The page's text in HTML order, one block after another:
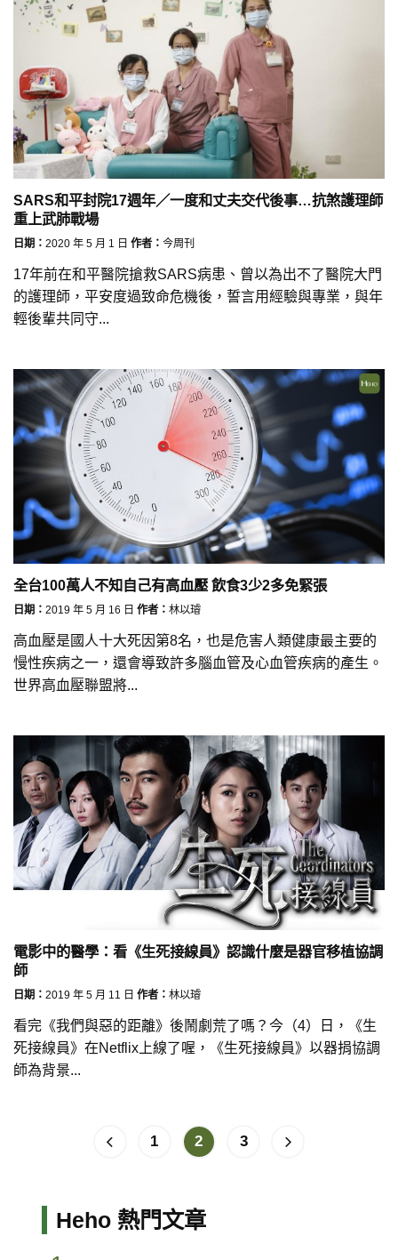
SARS和平封院17週年／一度和丈夫交代後事…抗煞護理師
重上武肺戰場
日期： 2020 年 5 月 1 日 作者： 今周刊
17年前在和平醫院搶救SARS病患、曾以為出不了醫院大門
的護理師，平安度過致命危機後，誓言用經驗與專業，與年
輕後輩共同守...
全台100萬人不知自己有高血壓 飲食3少2多免緊張
日期： 2019 年 5 月 16 日 作者： 林以璿
高血壓是國人十大死因第8名，也是危害人類健康最主要的
慢性疾病之一，還會導致許多腦血管及心血管疾病的產生。
世界高血壓聯盟將...
電影中的醫學：看《生死接線員》認識什麼是器官移植協調
師
日期： 2019 年 5 月 11 日 作者： 林以璿
看完《我們與惡的距離》後鬧劇荒了嗎？今（4）日，《生
死接線員》在Netflix上線了喔，《生死接線員》以器捐協調
師為背景...
1 2 3
Heho 熱門文章